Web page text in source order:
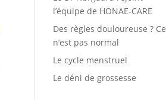
l’équipe de HONAE-CARE
Des règles douloureuse ? Ce
n’est pas normal
Le cycle menstruel
Le déni de grossesse